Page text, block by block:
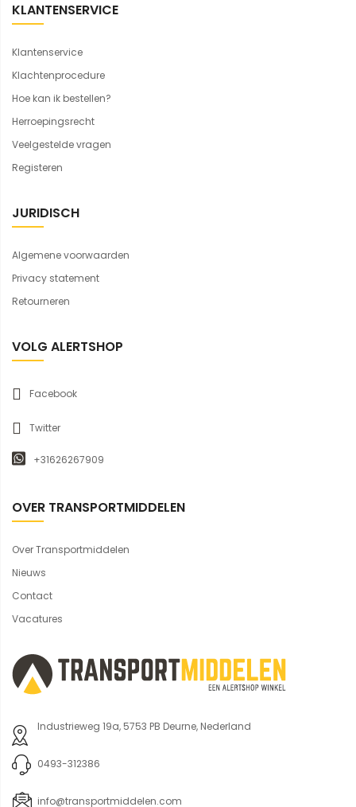
KLANTENSERVICE
Klantenservice
Klachtenprocedure
Hoe kan ik bestellen?
Herroepingsrecht
Veelgestelde vragen
Registeren
JURIDISCH
Algemene voorwaarden
Privacy statement
Retourneren
VOLG ALERTSHOP
Facebook
Twitter
+31626267909
OVER TRANSPORTMIDDELEN
Over Transportmiddelen
Nieuws
Contact
Vacatures
Industrieweg 19a, 5753 PB Deurne, Nederland
0493-312386
info@transportmiddelen.com